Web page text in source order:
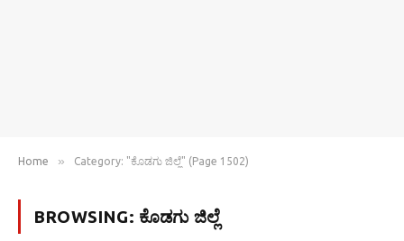
Home » Category: "ಕೊಡಗು ಜಿಲ್ಲೆ" (Page 1502)
BROWSING: ಕೊಡಗು ಜಿಲ್ಲೆ